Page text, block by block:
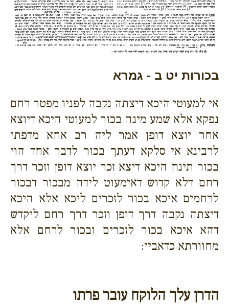
בכורות יט ב - גמרא
אי למעוטי היכא דיצתה נקבה לפניו מפטר רחם
נפקא אלא שמע מינה בכור למעוטי היכא דיוצא
אחר יוצא דופן אמר ליה רב אחא מדפתי
לרבינא אי סלקא דעתך בכור לדבר אחד הוי
בכור תינח היכא דיצא זכר יוצא דופן וזכר דרך
רחם דלא קדוש דאימעוט לידה מבכור דבכור
לרחמים איכא בכור לזכרים ליכא אלא היכא
דיצתה נקבה דרך דופן וזכר דרך רחם ליקדש
דהא איכא בכור לזכרים ובכור לרחם אלא
מחוורתא כדאביי:
הדרן עלך הלוקח עובר פרתו